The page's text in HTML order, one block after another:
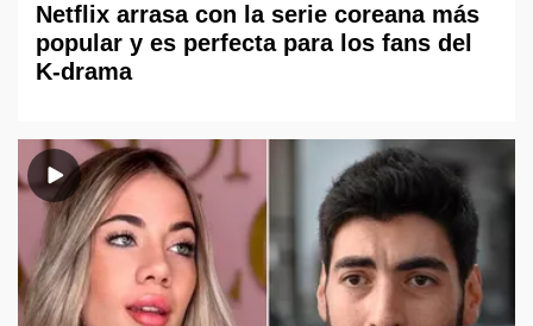
Netflix arrasa con la serie coreana más
popular y es perfecta para los fans del
K-drama